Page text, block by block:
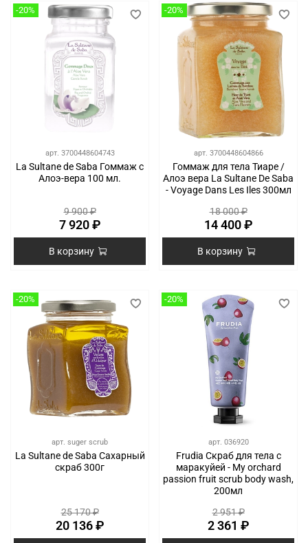
-20%
арт. 3700448604743
La Sultane de Saba Гоммаж с
Алоэ-вера 100 мл.
9 900 ₽
7 920 ₽
В корзину
-20%
арт. 3700448604866
Гоммаж для тела Тиаре /
Алоэ вера La Sultane De Saba
- Voyage Dans Les Iles 300мл
18 000 ₽
14 400 ₽
В корзину
-20%
арт. suger scrub
La Sultane de Saba Сахарный
скраб 300г
25 170 ₽
20 136 ₽
-20%
арт. 036920
Frudia Скраб для тела с
маракуйей - My orchard
passion fruit scrub body wash,
200мл
2 951 ₽
2 361 ₽